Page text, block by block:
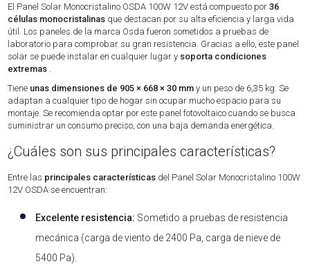
El Panel Solar Monocristalino OSDA 100W 12V está compuesto por36
células monocristalinas que destacan por su alta eficiencia y larga vida
útil. Los paneles de la marca Osda fueron sometidos a pruebas de
laboratorio para comprobar su gran resistencia. Gracias a ello, este panel
solar se puede instalar en cualquier lugar y soporta condiciones
extremas
Tiene unas dimensiones de 905 × 668 × 30 mm y un peso de 6,35 kg. Se
adaptan a cualquier tipo de hogar sin ocupar mucho espacio para su
montaje. Se recomienda optar por este panel fotovoltaico cuando se busca
suministrar un consumo preciso, con una baja demanda energética.
¿Cuáles son sus principales características?
Entre las principales características del Panel Solar Monocristalino 100W
12V OSDA se encuentran:
Excelente resistencia: Sometido a pruebas de resistencia
mecánica (carga de viento de 2400 Pa, carga de nieve de
5400 Pa).